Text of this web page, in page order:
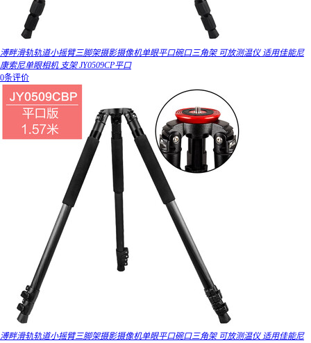
溥畔滑轨轨道小摇臂三脚架摄影摄像机单眼平口碗口三角架 可放测温仪 适用佳能尼
康索尼单眼相机 支架 JY0509CP平口
0条评价
溥畔滑轨轨道小摇臂三脚架摄影摄像机单眼平口碗口三角架 可放测温仪 适用佳能尼